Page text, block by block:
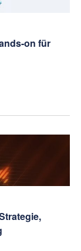
on für